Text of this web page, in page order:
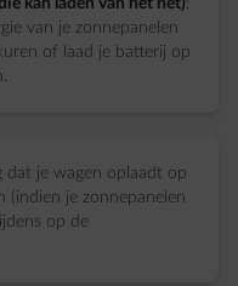
kan laden van het net):
van je zonnepanelen
of laad je batterij op
dat je wagen oplaadt op
(indien je zonnepanelen
op de